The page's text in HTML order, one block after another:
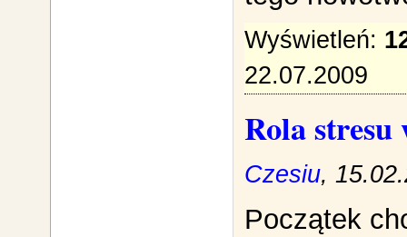
Wyświetleń:
22.07.2009
Rola
Czesiu,
Początek